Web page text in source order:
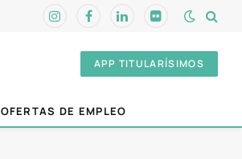
InstagramFacebookLinkedInFlickr
APP TITULARÍSIMOS
OFERTAS DE EMPLEO